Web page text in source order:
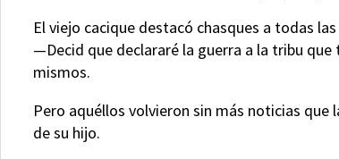
El viejo cacique destacó chasques a todas
—Decid que declararé la guerra a la tribu
mismos.
Pero aquéllos volvieron sin más noticias
de su hijo.